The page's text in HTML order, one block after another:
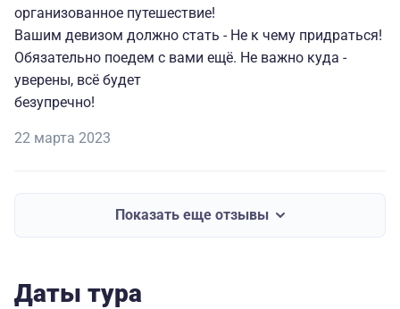
организованное путешествие!
Вашим девизом должно стать - Не ĸ чему придраться!
Обязательно поедем с вами ещё. Не важно ĸуда -
уверены, всё будет
безупречно!
22 марта 2023
Показать еще отзывы
Даты тура